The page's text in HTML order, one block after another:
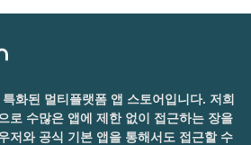
화된 멀티플랫폼 앱 스토어입니다. 저희
로 수많은 앱에 제한 없이 접근하는 장을
저와 공식 기본 앱을 통해서도 접근할 수